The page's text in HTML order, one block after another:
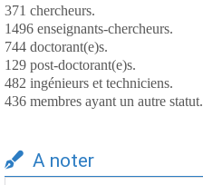
371 chercheurs.
1496 enseignants-chercheurs.
744 doctorant(e)s.
129 post-doctorant(e)s.
482 ingénieurs et techniciens.
436 membres ayant un autre statut.
A noter